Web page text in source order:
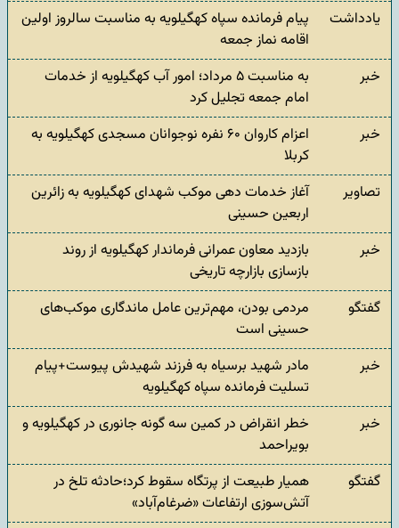
یادداشت
پیام فرمانده سپاه کهگیلویه به مناسبت سالروز اولین
اقامه نماز جمعه
خبر
به مناسبت ۵ مرداد؛ امور آب کهگیلویه از خدمات
امام جمعه تجلیل کرد
خبر
اعزام کاروان ۶۰ نفره نوجوانان مسجدی کهگیلویه به
کربلا
تصاویر
آغاز خدمات دهی موکب شهدای کهگیلویه به زائرین
اربعین حسینی
خبر
بازدید معاون عمرانی فرماندار کهگیلویه از روند
بازسازی بازارچه تاریخی
گفتگو
مردمی بودن، مهم‌ترین عامل ماندگاری موکب‌های
حسینی است
خبر
مادر شهید برسیاه به فرزند شهیدش پیوست+پیام
تسلیت فرمانده سپاه کهگیلویه
خبر
خطر انقراض در کمین سه گونه جانوری در کهگیلویه و
بویراحمد
گفتگو
همیار طبیعت از پرتگاه سقوط کرد؛حادثه تلخ در
آتش‌سوزی ارتفاعات «ضرغام‌آباد»